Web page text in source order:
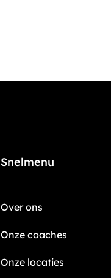
Snelmenu
Over ons
Onze coaches
Onze locaties